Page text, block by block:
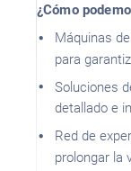
¿Cómo
Máquinas
para
Soluciones
detallado e
Red de
prolongar la